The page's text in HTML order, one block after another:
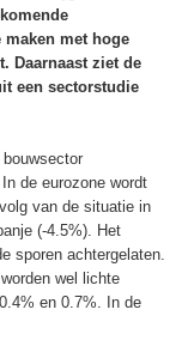
maken met hoge
Daarnaast ziet de
een sectorstudie
de eurozone wordt
van de situatie in
(-4.5%). Het
sporen achtergelaten.
wel lichte
en 0.7%. In de